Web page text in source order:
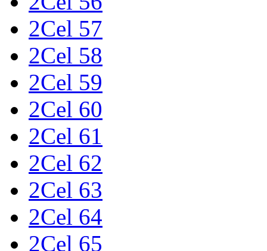
2Cel 57
2Cel 58
2Cel 59
2Cel 60
2Cel 61
2Cel 62
2Cel 63
2Cel 64
2Cel 65